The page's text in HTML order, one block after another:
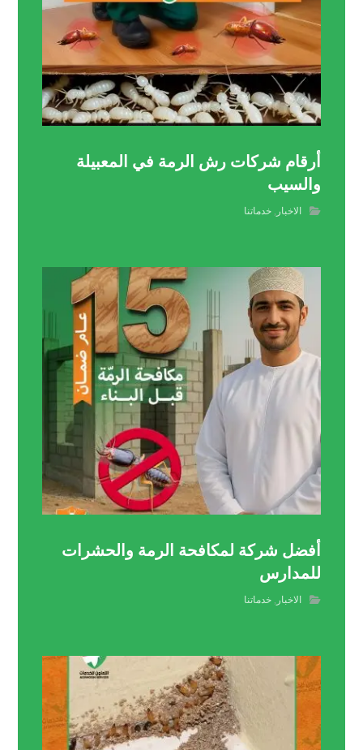
أرقام شركات رش الرمة في المعبيلة
والسيب
الاخبار ,خدماتنا
أفضل شركة لمكافحة الرمة والحشرات
للمدارس
الاخبار ,خدماتنا